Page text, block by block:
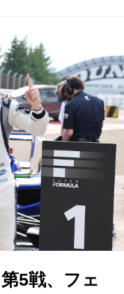
5戦、フェ